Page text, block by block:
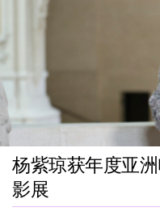
杨紫琼获年度亚
影展